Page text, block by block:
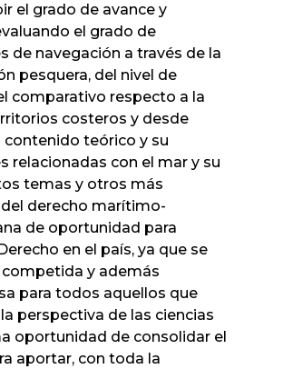
el grado de avance y
el grado de
de navegación a través de la
pesquera, del nivel de
comparativo respecto a la
costeros y desde
teórico y su
relacionadas con el mar y su
temas y otros más
derecho marítimo-
de oportunidad para
en el país, ya que se
y además
para todos aquellos que
perspectiva de las ciencias
oportunidad de consolidar el
aportar, con toda la